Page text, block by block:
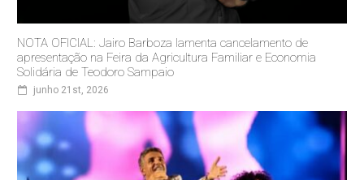
NOTA OFICIAL: Jairo Barboza lamenta cancelamento de
apresentação na Feira da Agricultura Familiar e Economia
Solidária de Teodoro Sampaio
junho 21st, 2026